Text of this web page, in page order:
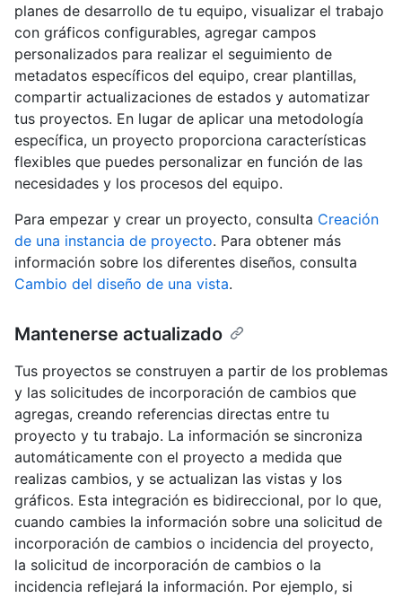
planes de desarrollo de tu equipo, visualizar el trabajo
con gráficos configurables, agregar campos
personalizados para realizar el seguimiento de
metadatos específicos del equipo, crear plantillas,
compartir actualizaciones de estados y automatizar
tus proyectos. En lugar de aplicar una metodología
específica, un proyecto proporciona características
flexibles que puedes personalizar en función de las
necesidades y los procesos del equipo.
Para empezar y crear un proyecto, consulta Creación
de una instancia de proyecto. Para obtener más
información sobre los diferentes diseños, consulta
Cambio del diseño de una vista.
Mantenerse actualizado
Tus proyectos se construyen a partir de los problemas
y las solicitudes de incorporación de cambios que
agregas, creando referencias directas entre tu
proyecto y tu trabajo. La información se sincroniza
automáticamente con el proyecto a medida que
realizas cambios, y se actualizan las vistas y los
gráficos. Esta integración es bidireccional, por lo que,
cuando cambies la información sobre una solicitud de
incorporación de cambios o incidencia del proyecto,
la solicitud de incorporación de cambios o la
incidencia reflejará la información. Por ejemplo, si